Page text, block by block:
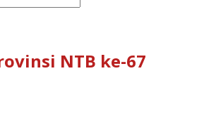
NTB ke-67